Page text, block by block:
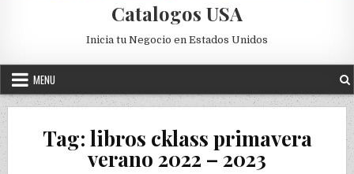
Catalogos USA
Inicia tu Negocio en Estados Unidos
MENU
Tag: libros cklass primavera
verano 2022 – 2023